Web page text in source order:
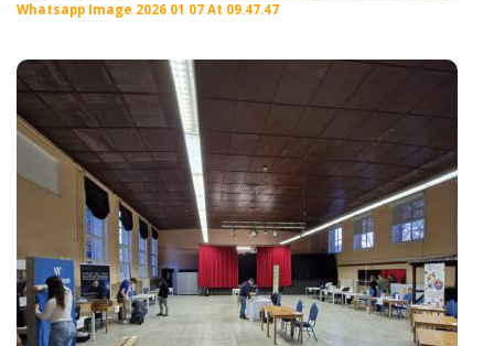
Whatsapp Image 2026 01 07 At 09.47.47